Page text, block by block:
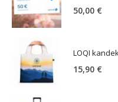
50,00 €
15,90 €